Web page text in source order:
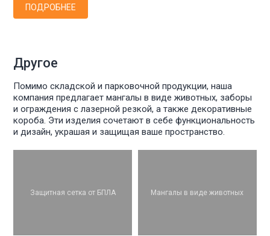
ПОДРОБНЕЕ
Другое
Помимо складской и парковочной продукции, наша
компания предлагает мангалы в виде животных, заборы
и ограждения с лазерной резкой, а также декоративные
короба. Эти изделия сочетают в себе функциональность
и дизайн, украшая и защищая ваше пространство.
Защитная сетка от БПЛА Мангалы в виде животных